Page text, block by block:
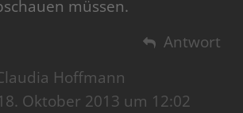
müssen.
Antwort
Hoffmann
Oktober 2013 um 12:02